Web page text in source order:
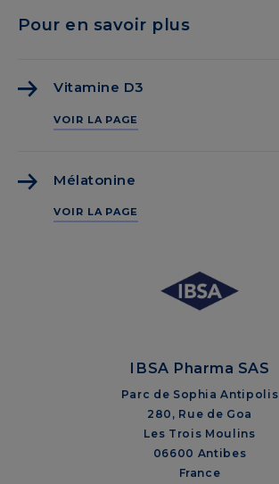
Pour en savoir plus
Vitamine D3
VOIR LA PAGE
Mélatonine
VOIR LA PAGE
IBSA Pharma SAS
Parc de Sophia Antipolis
280, Rue de Goa
Les Trois Moulins
06600 Antibes
France